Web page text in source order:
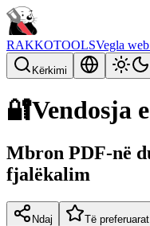
RAKKOTOOLSVegla
Kërkimi
🔐Vendosja
Mbron PDF-në
fjalëkalim
Ndaj Të preferuarat